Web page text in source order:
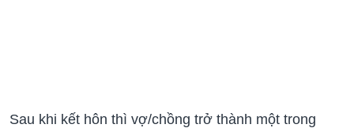
Sau khi kết hôn thì vợ/chồng trở thành một trong